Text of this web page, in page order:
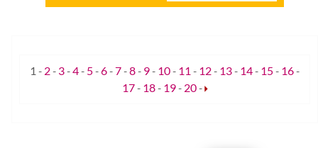
1 - 2- 3-4- 5-6-7-8- 9- 10- 11 - 12- 13- 14- 15- 16-
17- 18- 19- 20-